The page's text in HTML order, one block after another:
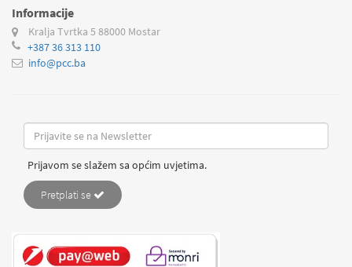
Informacije
Kralja Tvrtka 5 88000 Mostar
+387 36 313 110
info@pcc.ba
Prijavom se slažem sa općim uvjetima.
Pretplati se